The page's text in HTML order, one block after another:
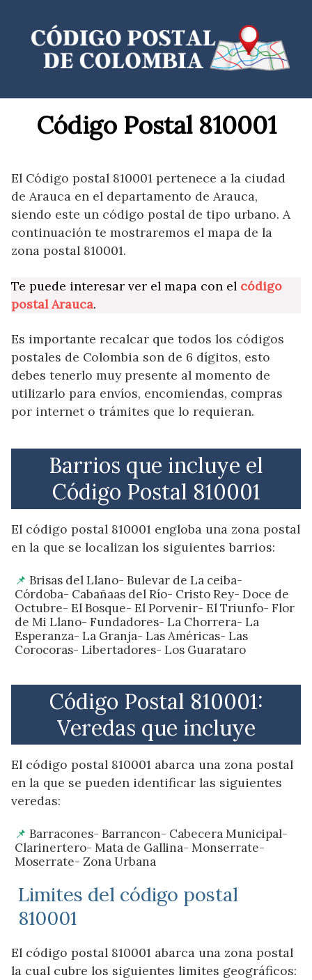
contenido
Código Postal 810001
El Código postal 810001 pertenece a la ciudad
de Arauca en el departamento de Arauca,
siendo este un código postal de tipo urbano. A
continuación te mostraremos el mapa de la
zona postal 810001.
Te puede interesar ver el mapa con el código
postal Arauca.
Es importante recalcar que todos los códigos
postales de Colombia son de 6 dígitos, esto
debes tenerlo muy presente al momento de
utilizarlo para envíos, encomiendas, compras
por internet o trámites que lo requieran.
Barrios que incluye el
Código Postal 810001
El código postal 810001 engloba una zona postal
en la que se localizan los siguientes barrios:
Brisas del Llano- Bulevar de La ceiba-
Córdoba- Cabañaas del Río- Cristo Rey- Doce de
Octubre- El Bosque- El Porvenir- El Triunfo- Flor
de Mi Llano- Fundadores- La Chorrera- La
Esperanza- La Granja- Las Américas- Las
Corocoras- Libertadores- Los Guarataro
Código Postal 810001:
Veredas que incluye
El código postal 810001 abarca una zona postal
en la que se pueden identificar las siguientes
veredas:
Barracones- Barrancon- Cabecera Municipal-
Clarinertero- Mata de Gallina- Monserrate-
Moserrate- Zona Urbana
Limites del código postal
810001
El código postal 810001 abarca una zona postal
la cual cubre los siguientes limites geográficos: